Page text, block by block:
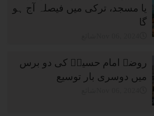
یا مسجد، ترکی میں فیصلہ آج ہو
گا
روضہ امام حسینؓ کی دو برس
میں دوسری بار توسیع